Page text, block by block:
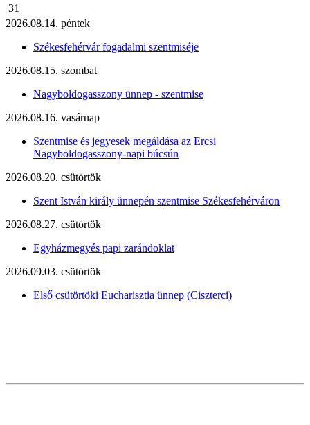
31
2026.08.14. péntek
Székesfehérvár fogadalmi szentmiséje
2026.08.15. szombat
Nagyboldogasszony ünnep - szentmise
2026.08.16. vasárnap
Szentmise és jegyesek megáldása az Ercsi
Nagyboldogasszony-napi búcsún
2026.08.20. csütörtök
Szent István király ünnepén szentmise Székesfehérváron
2026.08.27. csütörtök
Egyházmegyés papi zarándoklat
2026.09.03. csütörtök
Első csütörtöki Eucharisztia ünnep (Ciszterci)